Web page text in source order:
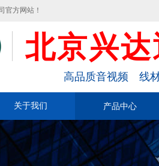
官方网站！
北京兴
高品质音视频 线
关于我们 产品中心